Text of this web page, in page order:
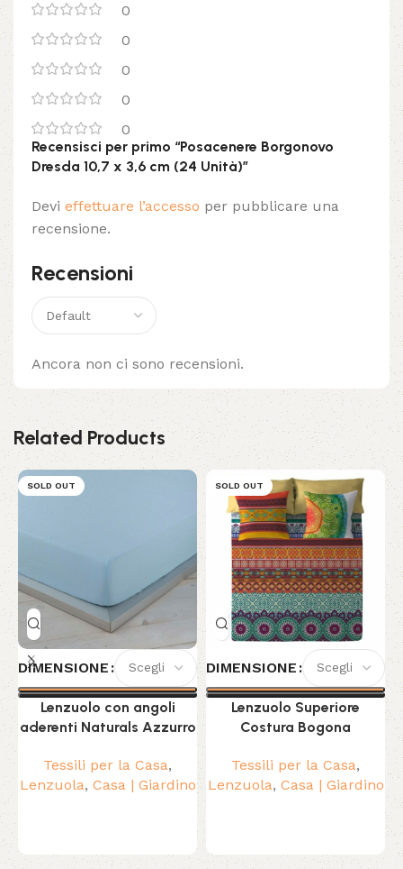
0
0
0
0
0
Recensioni
Ancora non ci sono recensioni.
Recensisci per primo “Posacenere Borgonovo
Dresda 10,7 x 3,6 cm (24 Unità)”
Devi effettuare l’accesso per pubblicare una
recensione.
Related Products
SOLD OUT
DIMENSIONE
Lenzuolo con angoli
aderenti Naturals Azzurro
Tessili per la Casa,
Lenzuola, Casa | Giardino
SOLD OUT
DIMENSIONE
Lenzuolo Superiore
Costura Bogona
Tessili per la Casa,
Lenzuola, Casa | Giardino